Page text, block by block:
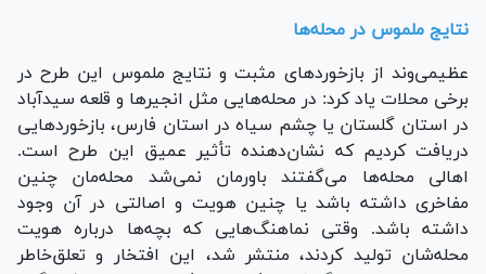
نتایج ملموس در محله‌ها
عظیمی‌وند از بازخورد‌های مثبت و نتایج ملموس این طرح در
برخی محلات یاد کرد: در محله‌هایی مثل انجیر‌ها و قلعه سیدآباد
در استان گلستان یا چشم سیاه در استان فارس، بازخورد‌هایی
دریافت کردیم که نشان‌دهنده تأثیر عمیق این طرح است.
اهالی محله‌ها می‌گفتند باورمان نمی‌شد محله‌مان چنین
مفاخری داشته باشد یا چنین هویت و اصالتی در آن وجود
داشته باشد. وقتی نماهنگ‌هایی که بچه‌ها درباره هویت
محله‌شان تولید کردند، منتشر شد، این افتخار و تعلق‌خاطر